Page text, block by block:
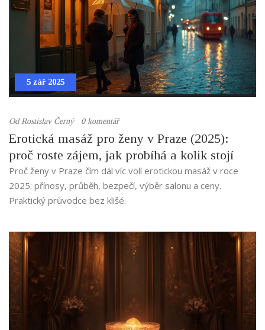
5 zář 2025
Od Rostislav Černý 0 komentář
Erotická masáž pro ženy v Praze (2025):
proč roste zájem, jak probíhá a kolik stojí
Proč ženy v Praze čím dál víc volí erotickou masáž v roce
2025: přínosy, průběh, bezpečí, výběr salonu a ceny.
Praktický průvodce bez klišé.